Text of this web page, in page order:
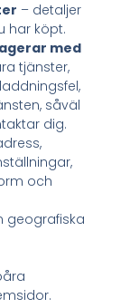
– detaljer
har köpt.
med
tjänster,
såväl
dig.
och
geografiska